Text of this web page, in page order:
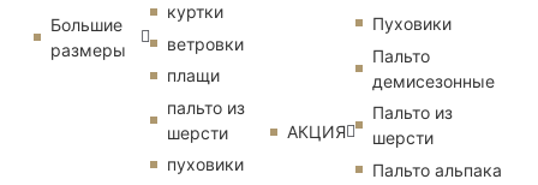
Большие
размеры
куртки
ветровки
плащи
пальто из
шерсти
пуховики
АКЦИЯ
Пуховики
Пальто
демисезонные
Пальто из
шерсти
Пальто альпака